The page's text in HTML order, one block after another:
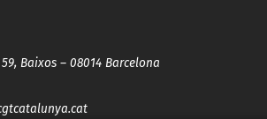
Baixos – 08014 Barcelona